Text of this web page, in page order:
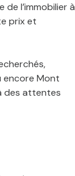
de l’immobilier à
prix et
encore Mont
des attentes